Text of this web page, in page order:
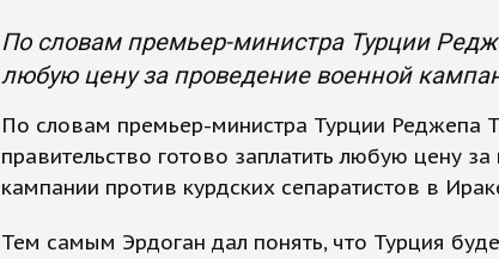
По словам премьер-министра Турции
любую цену за проведение военной
По словам премьер-министра Турции Реджепа
правительство готово заплатить любую цену
кампании против курдских сепаратистов в
Тем самым Эрдоган дал понять, что Турция